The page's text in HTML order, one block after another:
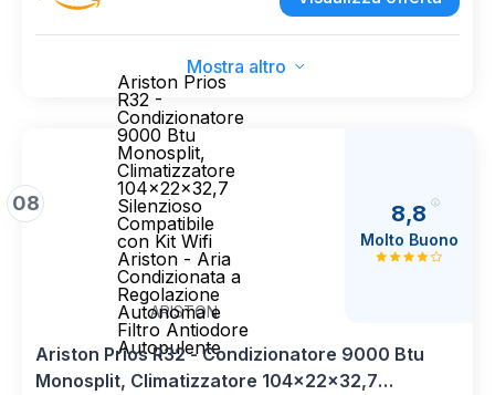
Mostra altro
08
Ariston Prios
R32 -
Condizionatore
9000 Btu
Monosplit,
Climatizzatore
104x22x32,7
Silenzioso
Compatibile
con Kit Wifi
Ariston - Aria
Condizionata a
Regolazione
Autonoma e
Filtro Antiodore
Autopulente
ARISTON
8,8
Molto Buono
Ariston Prios R32 - Condizionatore 9000 Btu
Monosplit, Climatizzatore 104x22x32,7